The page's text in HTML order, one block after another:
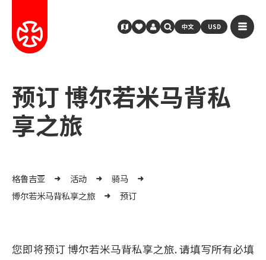
中文 USD
预订 博尔若米马背私
享之旅
格鲁吉亚 活动
骑马
博尔若米马背私享之旅
预订
您即将预订 博尔若米马背私享之旅. 请填写所有必填